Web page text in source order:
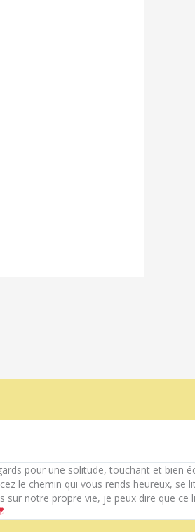
pour une solitude, touchant et bien
le chemin qui vous rends heureux, se
sur notre propre vie, je peux dire que ce